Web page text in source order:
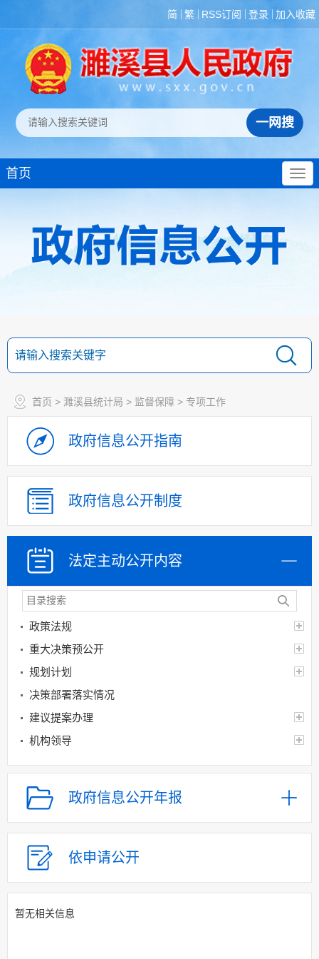
简 繁 RSS订阅 登录 加入收藏
首页
首页 > 濉溪县统计局 > 监督保障 > 专项工作
政府信息公开指南
政府信息公开制度
法定主动公开内容
政策法规
重大决策预公开
规划计划
决策部署落实情况
建议提案办理
机构领导
机构设置
人事信息
财政资金
应急管理
乡村振兴（精准脱贫）
整情况
公共服务和中介服务
政府信息公开年报
依申请公开
暂无相关信息